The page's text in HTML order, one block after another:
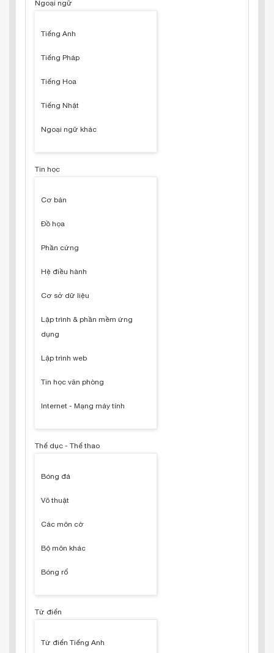
Ngoại ngữ
Tiếng Anh
Tiếng Pháp
Tiếng Hoa
Tiếng Nhật
Ngoại ngữ khác
Tin học
Cơ bản
Đồ họa
Phần cứng
Hệ điều hành
Cơ sở dữ liệu
Lập trình & phần mềm ứng
dụng
Lập trình web
Tin học văn phòng
Internet - Mạng máy tính
Thể dục - Thể thao
Bóng đá
Võ thuật
Các môn cờ
Bộ môn khác
Bóng rổ
Từ điển
Từ điển Tiếng Anh